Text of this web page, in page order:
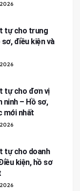
tự cho trung
điều kiện và
tự cho đơn vị
ninh – Hồ sơ,
mới nhất
tự cho doanh
kiện, hồ sơ